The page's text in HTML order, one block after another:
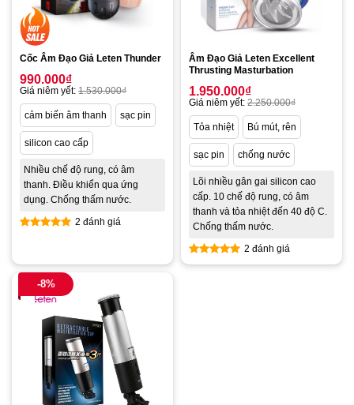
Cốc Âm Đạo Giả Leten Thunder
5 sao
990.000₫
Giá niêm yết: 1.530.000₫
cảm biến âm thanh sạc pin
silicon cao cấp
Nhiều chế độ rung, có âm
thanh. Điều khiển qua ứng
dụng. Chống thấm nước.
2 đánh giá
Âm Đạo Giả Leten Excellent
Thrusting Masturbation
Được xếp
1.950.000₫
Giá niêm yết: 2.250.000₫
Tỏa nhiệt Bú mút, rên
sạc pin chống nước
Lõi nhiều gân gai silicon cao
cấp. 10 chế độ rung, có âm
thanh và tỏa nhiệt đến 40 độ C.
Chống thấm nước.
2 đánh giá
-8%